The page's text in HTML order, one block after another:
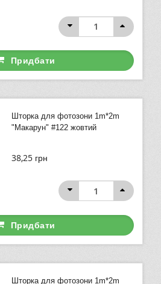
Придбати
Шторка для фотозони 1m*2m
"Макарун" #122 жовтий
38,25 грн
Придбати
Шторка для фотозони 1m*2m